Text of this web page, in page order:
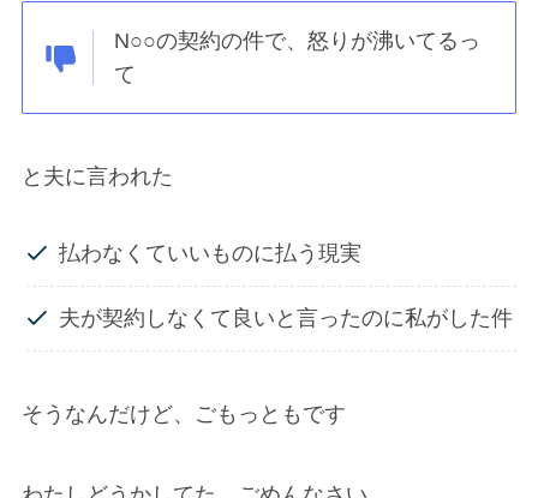
N○○の契約の件で、怒りが沸いてるっ
て
と夫に言われた
払わなくていいものに払う現実
夫が契約しなくて良いと言ったのに私がした件
そうなんだけど、ごもっともです